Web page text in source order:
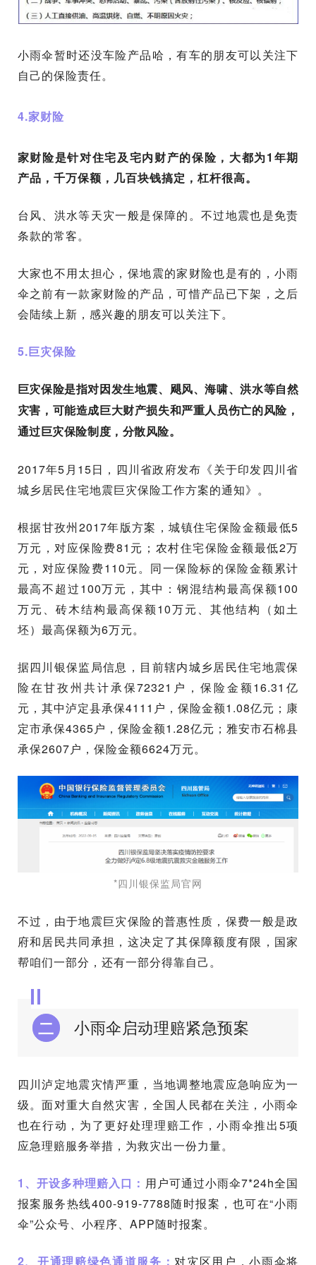
小雨伞暂时还没车险产品哈，有车的朋友可以关注下
自己的保险责任。
4.家财险
家财险是针对住宅及宅内财产的保险，大都为1年期
产品，千万保额，几百块钱搞定，杠杆很高。
台风、洪水等天灾一般是保障的。不过地震也是免责
条款的常客。
大家也不用太担心，保地震的家财险也是有的，小雨
伞之前有一款家财险的产品，可惜产品已下架，之后
会陆续上新，感兴趣的朋友可以关注下。
5.巨灾保险
巨灾保险是指对因发生地震、飓风、海啸、洪水等自然
灾害，可能造成巨大财产损失和严重人员伤亡的风险，
通过巨灾保险制度，分散风险。
2017年5月15日，四川省政府发布《关于印发四川省
城乡居民住宅地震巨灾保险工作方案的通知》。
根据甘孜州2017年版方案，城镇住宅保险金额最低5
万元，对应保险费81元； 农村住宅保险金额最低2万
元，对应保险费110元。 同一保险标的保险金额累计
最高不超过100万元，其中：钢混结构最高保额100
万元、砖木结构最高保额10万元、其他结构（如土
坯）最高保额为6万元。
据四川银保监局信息，目前辖内城乡居民住宅地震保
险在甘孜州共计承保72321户，保险金额16.31亿
元，其中泸定县承保4111户，保险金额1.08亿元； 康
定市承保4365户，保险金额1.28亿元；雅安市石棉县
承保2607户，保险金额6624万元。
*四川银保监局官网
不过，由于地震巨灾保险的普惠性质，保费一般是政
府和居民共同承担，这决定了其保障额度有限，国家
帮咱们一部分，还有一部分得靠自己。
二 小雨伞启动理赔紧急预案
四川泸定地震灾情严重，当地调整地震应急响应为一
级。面对重大自然灾害，全国人民都在关注，小雨伞
也在行动，为了更好处理理赔工作，小雨伞推出5项
应急理赔服务举措，为救灾出一份力量。
1、开设多种理赔入口： 用户可通过小雨伞7*24h全国
报案服务热线400-919-7788随时报案，也可在“小雨
伞”公众号、小程序、APP随时报案。
2、开通理赔绿色通道服务： 对灾区用户，小雨伞将